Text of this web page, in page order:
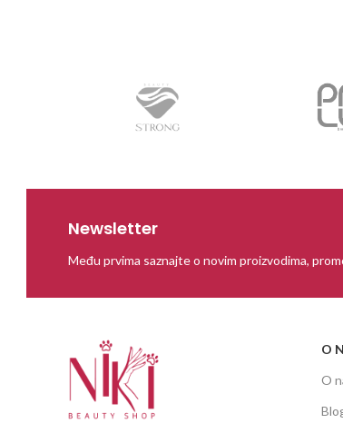
Newsletter
Među prvima saznajte o novim proizvodima,
O
O